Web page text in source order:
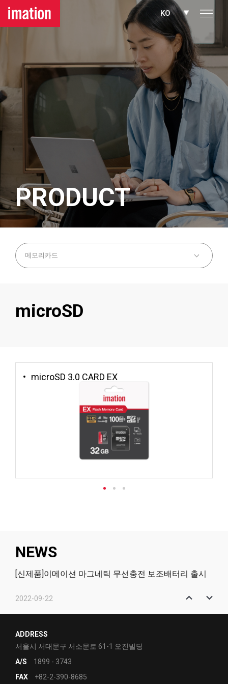
메뉴 바로가기
KO
PRODUCT
microSD
microSD 3.0 CARD EX
NEWS
[신제품]이메이션 마그네틱 무선충전 보조배터리 출시
2022-09-22
2022-01-12
[신제품]고효율의 PCIe NVMe - Q831
ADDRESS
서울시 서대문구 서소문로 61-1 오진빌딩
A/S
1899 - 3743
FAX
+82-2-390-8685